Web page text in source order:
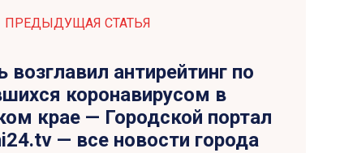
ПРЕДЫДУЩАЯ СТАТЬЯ
возглавил антирейтинг по
коронавирусом в
крае — Городской портал
— все новости города